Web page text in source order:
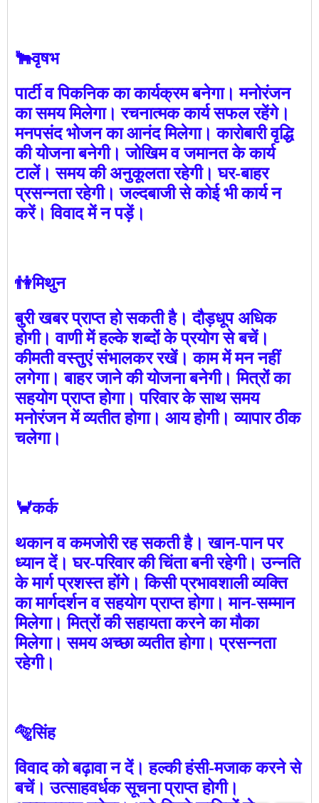
🐂वृषभ
पार्टी व पिकनिक का कार्यक्रम बनेगा। मनोरंजन
का समय मिलेगा। रचनात्मक कार्य सफल रहेंगे।
मनपसंद भोजन का आनंद मिलेगा। कारोबारी वृद्धि
की योजना बनेगी। जोखिम व जमानत के कार्य
टालें। समय की अनुकूलता रहेगी। घर-बाहर
प्रसन्नता रहेगी। जल्दबाजी से कोई भी कार्य न
करें। विवाद में न पड़ें।
👫मिथुन
बुरी खबर प्राप्त हो सकती है। दौड़धूप अधिक
होगी। वाणी में हल्के शब्दों के प्रयोग से बचें।
कीमती वस्तुएं संभालकर रखें। काम में मन नहीं
लगेगा। बाहर जाने की योजना बनेगी। मित्रों का
सहयोग प्राप्त होगा। परिवार के साथ समय
मनोरंजन में व्यतीत होगा। आय होगी। व्यापार ठीक
चलेगा।
🦀कर्क
थकान व कमजोरी रह सकती है। खान-पान पर
ध्यान दें। घर-परिवार की चिंता बनी रहेगी। उन्नति
के मार्ग प्रशस्त होंगे। किसी प्रभावशाली व्यक्ति
का मार्गदर्शन व सहयोग प्राप्त होगा। मान-सम्मान
मिलेगा। मित्रों की सहायता करने का मौका
मिलेगा। समय अच्छा व्यतीत होगा। प्रसन्नता
रहेगी।
🐅सिंह
विवाद को बढ़ावा न दें। हल्की हंसी-मजाक करने से
बचें। उत्साहवर्धक सूचना प्राप्त होगी।